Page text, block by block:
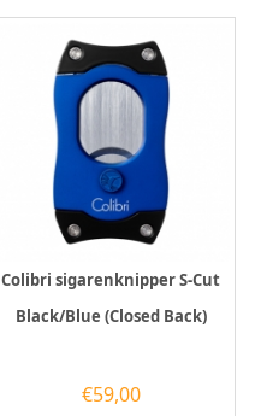
Colibri sigarenknipper S-Cut
Black/Blue (Closed Back)
€59,00